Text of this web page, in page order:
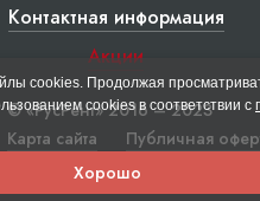
Контактная информация
Акции
© «РусРент» 2016 – 2023
Карта сайта
Публичная
cookies. Продолжая
cookies в соответствии с
Хорошо